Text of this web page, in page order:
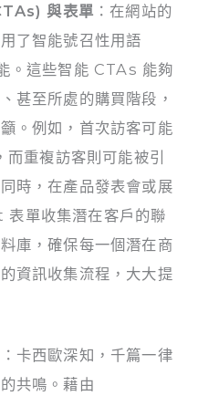
與表單 ：在網站的
了智能號召性用語
這些智能 CTAs 能夠
甚至所處的購買階段，
。例如，首次訪客可能
重複訪客則可能被引
時，在產品發表會或展
單收集潛在客戶的聯
庫，確保每一個潛在商
資訊收集流程，大大提
：卡西歐深知，千篇一律
共鳴。藉由